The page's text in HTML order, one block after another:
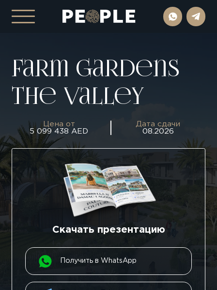
Farm Gardens
The Valley
Цена от
5 099 438 AED
Дата сдачи
08.2026
Скачать презентацию
Получить в WhatsApp